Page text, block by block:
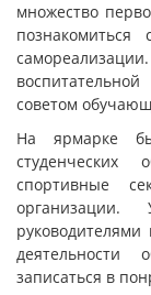
множество
советом
На ярмарке
студенческих
спортивные
организации.
записаться в